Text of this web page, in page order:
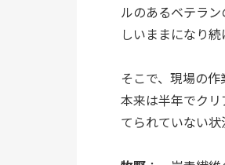
ルのあるベテラ
しいままになり
そこで、現場の
本来は半年でク
てられていない